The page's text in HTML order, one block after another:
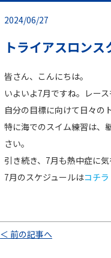
2024/06/27
トライアスロン
皆さん、こんにちは。
いよいよ7月ですね。レース
自分の目標に向けて日々の
特に海でのスイム練習は、
さい。
引き続き、7月も熱中症に
7月のスケジュールはコチラ
＜ 前の記事へ